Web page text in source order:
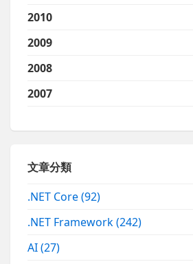
2010
2009
2008
2007
文章分類
.NET Core(92)
.NET Framework(242)
AI(27)